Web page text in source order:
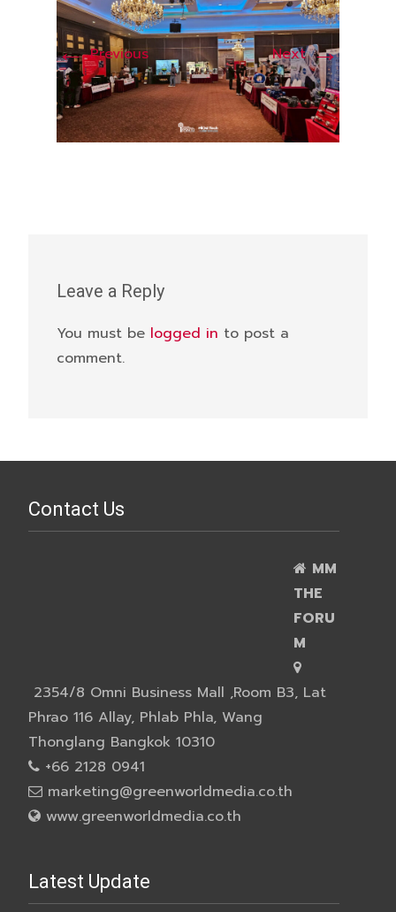
←Previous Next→
Leave a Reply
You must be logged in to post a
comment.
Contact Us
MM
THE
FORU
M
2354/8 Omni Business Mall ,Room B3, Lat
Phrao 116 Allay, Phlab Phla, Wang
Thonglang Bangkok 10310
+66 2128 0941
marketing@greenworldmedia.co.th
www.greenworldmedia.co.th
Latest Update